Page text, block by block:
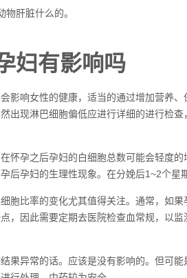
肝脏什么的。
妇有影响吗
影响女性的健康，适当的通过增加营养
出现淋巴细胞偏低应进行详细的进行检
怀孕之后孕妇的白细胞总数可能会轻度
后孕妇的生理性现象。在分娩后1~2个星
胞比率的变化尤其值得关注。通常，如
，因此需要定期去医院检查血常规，以
果异常的话。应该是没有影响的。但可